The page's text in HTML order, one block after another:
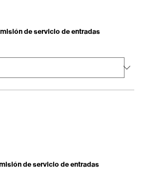
de servicio de entradas
de servicio de entradas